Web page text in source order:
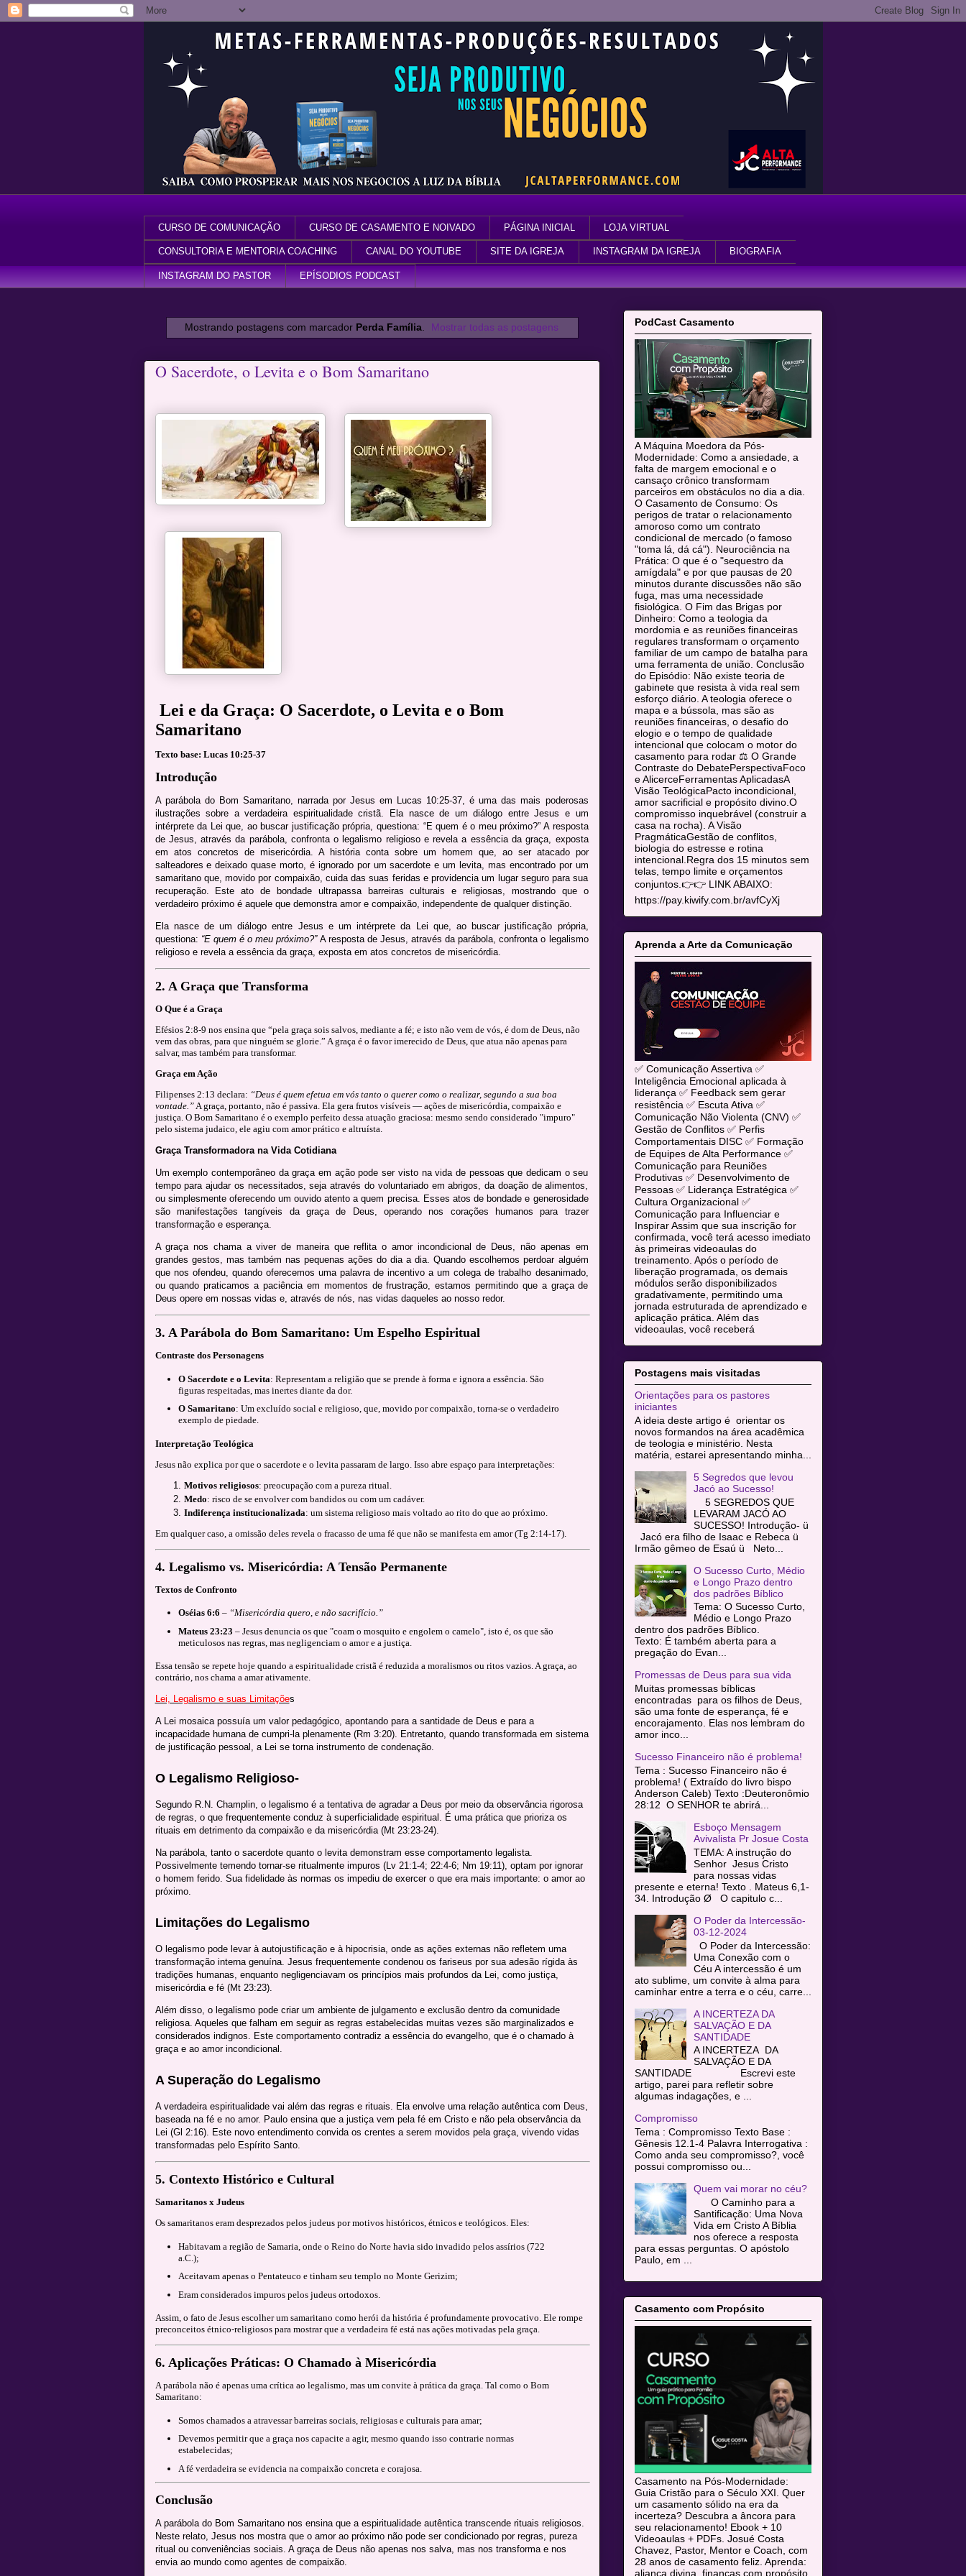
CURSO DE COMUNICAÇÃO CURSO DE CASAMENTO E NOIVADO PÁGINA INICIAL LOJA VIRTUAL
CONSULTORIA E MENTORIA COACHING CANAL DO YOUTUBE SITE DA IGREJA INSTAGRAM DA IGREJA BIOGRAFIA
INSTAGRAM DO PASTOR EPÍSODIOS PODCAST
Mostrando postagens com marcador Perda Família. Mostrar todas as postagens
O Sacerdote, o Levita e o Bom Samaritano
Lei e da Graça: O Sacerdote, o Levita e o Bom
Samaritano
Texto base: Lucas 10:25-37
Introdução
A parábola do Bom Samaritano, narrada por Jesus em Lucas 10:25-37, é uma das mais poderosas
ilustrações sobre a verdadeira espiritualidade cristã. Ela nasce de um diálogo entre Jesus e um
intérprete da Lei que, ao buscar justificação própria, questiona: “E quem é o meu próximo?” A resposta
de Jesus, através da parábola, confronta o legalismo religioso e revela a essência da graça, exposta
em atos concretos de misericórdia. A história conta sobre um homem que, ao ser atacado por
salteadores e deixado quase morto, é ignorado por um sacerdote e um levita, mas encontrado por um
samaritano que, movido por compaixão, cuida das suas feridas e providencia um lugar seguro para sua
recuperação. Este ato de bondade ultrapassa barreiras culturais e religiosas, mostrando que o
verdadeiro próximo é aquele que demonstra amor e compaixão, independente de qualquer distinção.
Ela nasce de um diálogo entre Jesus e um intérprete da Lei que, ao buscar justificação própria,
questiona: “E quem é o meu próximo?”A resposta de Jesus, através da parábola, confronta o legalismo
religioso e revela a essência da graça, exposta em atos concretos de misericórdia.
2. A Graça que Transforma
O Que é a Graça
Efésios 2:8-9 nos ensina que “pela graça sois salvos, mediante a fé; e isto não vem de vós, é dom de Deus, não
vem das obras, para que ninguém se glorie.” A graça é o favor imerecido de Deus, que atua não apenas para
salvar, mas também para transformar.
Graça em Ação
Filipenses 2:13 declara: “Deus é quem efetua em vós tanto o querer como o realizar, segundo a sua boa
vontade.”A graça, portanto, não é passiva. Ela gera frutos visíveis — ações de misericórdia, compaixão e
justiça. O Bom Samaritano é o exemplo perfeito dessa atuação graciosa: mesmo sendo considerado "impuro"
pelo sistema judaico, ele agiu com amor prático e altruísta.
Graça Transformadora na Vida Cotidiana
Um exemplo contemporâneo da graça em ação pode ser visto na vida de pessoas que dedicam o seu
tempo para ajudar os necessitados, seja através do voluntariado em abrigos, da doação de alimentos,
ou simplesmente oferecendo um ouvido atento a quem precisa. Esses atos de bondade e generosidade
são manifestações tangíveis da graça de Deus, operando nos corações humanos para trazer
transformação e esperança.
A graça nos chama a viver de maneira que reflita o amor incondicional de Deus, não apenas em
grandes gestos, mas também nas pequenas ações do dia a dia. Quando escolhemos perdoar alguém
que nos ofendeu, quando oferecemos uma palavra de incentivo a um colega de trabalho desanimado,
ou quando praticamos a paciência em momentos de frustração, estamos permitindo que a graça de
Deus opere em nossas vidas e, através de nós, nas vidas daqueles ao nosso redor.
3. A Parábola do Bom Samaritano: Um Espelho Espiritual
Contraste dos Personagens
O Sacerdote e o Levita: Representam a religião que se prende à forma e ignora a essência. São
figuras respeitadas, mas inertes diante da dor.
O Samaritano: Um excluído social e religioso, que, movido por compaixão, torna-se o verdadeiro
exemplo de piedade.
Interpretação Teológica
Jesus não explica por que o sacerdote e o levita passaram de largo. Isso abre espaço para interpretações:
Motivos religiosos: preocupação com a pureza ritual.
Medo: risco de se envolver com bandidos ou com um cadáver.
Indiferença institucionalizada: um sistema religioso mais voltado ao rito do que ao próximo.
Em qualquer caso, a omissão deles revela o fracasso de uma fé que não se manifesta em amor (Tg 2:14-17).
4. Legalismo vs. Misericórdia: A Tensão Permanente
Textos de Confronto
Oséias 6:6 – “Misericórdia quero, e não sacrifício.”
Mateus 23:23 – Jesus denuncia os que "coam o mosquito e engolem o camelo", isto é, os que são
meticulosos nas regras, mas negligenciam o amor e a justiça.
Essa tensão se repete hoje quando a espiritualidade cristã é reduzida a moralismos ou ritos vazios. A graça, ao
contrário, nos chama a amar ativamente.
Lei, Legalismo e suas Limitações
A Lei mosaica possuía um valor pedagógico, apontando para a santidade de Deus e para a
incapacidade humana de cumpri-la plenamente (Rm 3:20). Entretanto, quando transformada em sistema
de justificação pessoal, a Lei se torna instrumento de condenação.
O Legalismo Religioso-
Segundo R.N. Champlin, o legalismo é a tentativa de agradar a Deus por meio da observância rigorosa
de regras, o que frequentemente conduz à superficialidade espiritual. É uma prática que prioriza os
rituais em detrimento da compaixão e da misericórdia (Mt 23:23-24).
Na parábola, tanto o sacerdote quanto o levita demonstram esse comportamento legalista.
Possivelmente temendo tornar-se ritualmente impuros (Lv 21:1-4; 22:4-6; Nm 19:11), optam por ignorar
o homem ferido. Sua fidelidade às normas os impediu de exercer o que era mais importante: o amor ao
próximo.
Limitações do Legalismo
O legalismo pode levar à autojustificação e à hipocrisia, onde as ações externas não refletem uma
transformação interna genuína. Jesus frequentemente condenou os fariseus por sua adesão rígida às
tradições humanas, enquanto negligenciavam os princípios mais profundos da Lei, como justiça,
misericórdia e fé (Mt 23:23).
Além disso, o legalismo pode criar um ambiente de julgamento e exclusão dentro da comunidade
religiosa. Aqueles que falham em seguir as regras estabelecidas muitas vezes são marginalizados e
considerados indignos. Este comportamento contradiz a essência do evangelho, que é o chamado à
graça e ao amor incondicional.
A Superação do Legalismo
A verdadeira espiritualidade vai além das regras e rituais. Ela envolve uma relação autêntica com Deus,
baseada na fé e no amor. Paulo ensina que a justiça vem pela fé em Cristo e não pela observância da
Lei (Gl 2:16). Este novo entendimento convida os crentes a serem movidos pela graça, vivendo vidas
transformadas pelo Espírito Santo.
5. Contexto Histórico e Cultural
Samaritanos x Judeus
Os samaritanos eram desprezados pelos judeus por motivos históricos, étnicos e teológicos. Eles:
Habitavam a região de Samaria, onde o Reino do Norte havia sido invadido pelos assírios (722
a.C.);
Aceitavam apenas o Pentateuco e tinham seu templo no Monte Gerizim;
Eram considerados impuros pelos judeus ortodoxos.
Assim, o fato de Jesus escolher um samaritano como herói da história é profundamente provocativo. Ele rompe
preconceitos étnico-religiosos para mostrar que a verdadeira fé está nas ações motivadas pela graça.
6. Aplicações Práticas: O Chamado à Misericórdia
A parábola não é apenas uma crítica ao legalismo, mas um convite à prática da graça. Tal como o Bom
Samaritano:
Somos chamados a atravessar barreiras sociais, religiosas e culturais para amar;
Devemos permitir que a graça nos capacite a agir, mesmo quando isso contrarie normas
estabelecidas;
A fé verdadeira se evidencia na compaixão concreta e corajosa.
Conclusão
A parábola do Bom Samaritano nos ensina que a espiritualidade autêntica transcende rituais religiosos.
Neste relato, Jesus nos mostra que o amor ao próximo não pode ser condicionado por regras, pureza
ritual ou conveniências sociais. A graça de Deus não apenas nos salva, mas nos transforma e nos
envia ao mundo como agentes de compaixão.
PodCast Casamento
A Máquina Moedora da Pós-
Modernidade: Como a ansiedade, a
falta de margem emocional e o
cansaço crônico transformam
parceiros em obstáculos no dia a dia.
O Casamento de Consumo: Os
perigos de tratar o relacionamento
amoroso como um contrato
condicional de mercado (o famoso
"toma lá, dá cá"). Neurociência na
Prática: O que é o "sequestro da
amígdala" e por que pausas de 20
minutos durante discussões não são
fuga, mas uma necessidade
fisiológica. O Fim das Brigas por
Dinheiro: Como a teologia da
mordomia e as reuniões financeiras
regulares transformam o orçamento
familiar de um campo de batalha para
uma ferramenta de união. Conclusão
do Episódio: Não existe teoria de
gabinete que resista à vida real sem
esforço diário. A teologia oferece o
mapa e a bússola, mas são as
reuniões financeiras, o desafio do
elogio e o tempo de qualidade
intencional que colocam o motor do
casamento para rodar ⚖️ O Grande
Contraste do DebatePerspectivaFoco
e AlicerceFerramentas AplicadasA
Visão TeológicaPacto incondicional,
amor sacrificial e propósito divino.O
compromisso inquebrável (construir a
casa na rocha). A Visão
PragmáticaGestão de conflitos,
biologia do estresse e rotina
intencional.Regra dos 15 minutos sem
telas, tempo limite e orçamentos
conjuntos.👉👉 LINK ABAIXO:
https://pay.kiwify.com.br/avfCyXj
Aprenda a Arte da Comunicação
✅ Comunicação Assertiva ✅
Inteligência Emocional aplicada à
liderança ✅ Feedback sem gerar
resistência ✅ Escuta Ativa ✅
Comunicação Não Violenta (CNV) ✅
Gestão de Conflitos ✅ Perfis
Comportamentais DISC ✅ Formação
de Equipes de Alta Performance ✅
Comunicação para Reuniões
Produtivas ✅ Desenvolvimento de
Pessoas ✅ Liderança Estratégica ✅
Cultura Organizacional ✅
Comunicação para Influenciar e
Inspirar Assim que sua inscrição for
confirmada, você terá acesso imediato
às primeiras videoaulas do
treinamento. Após o período de
liberação programada, os demais
módulos serão disponibilizados
gradativamente, permitindo uma
jornada estruturada de aprendizado e
aplicação prática. Além das
videoaulas, você receberá
Postagens mais visitadas
Orientações para os pastores
iniciantes
A ideia deste artigo é orientar os
novos formandos na área acadêmica
de teologia e ministério. Nesta
matéria, estarei apresentando minha...
5 Segredos que levou
Jacó ao Sucesso!
5 SEGREDOS QUE
LEVARAM JACÓ AO
SUCESSO! Introdução- ü
Jacó era filho de Isaac e Rebeca ü
Irmão gêmeo de Esaú ü Neto...
O Sucesso Curto, Médio
e Longo Prazo dentro
dos padrões Bíblico
Tema: O Sucesso Curto,
Médio e Longo Prazo
dentro dos padrões Bíblico.
Texto: É também aberta para a
pregação do Evan...
Promessas de Deus para sua vida
Muitas promessas bíblicas
encontradas para os filhos de Deus,
são uma fonte de esperança, fé e
encorajamento. Elas nos lembram do
amor inco...
Sucesso Financeiro não é problema!
Tema : Sucesso Financeiro não é
problema! ( Extraído do livro bispo
Anderson Caleb) Texto :Deuteronômio
28:12 O SENHOR te abrirá...
Esboço Mensagem
Avivalista Pr Josue Costa
TEMA: A instrução do
Senhor Jesus Cristo
para nossas vidas
presente e eterna! Texto . Mateus 6,1-
34. Introdução Ø O capitulo c...
O Poder da Intercessão-
03-12-2024
O Poder da Intercessão:
Uma Conexão com o
Céu A intercessão é um
ato sublime, um convite à alma para
caminhar entre a terra e o céu, carre...
A INCERTEZA DA
SALVAÇÃO E DA
SANTIDADE
A INCERTEZA DA
SALVAÇÃO E DA
SANTIDADE Escrevi este
artigo, parei para refletir sobre
algumas indagações, e ...
Compromisso
Tema : Compromisso Texto Base :
Gênesis 12.1-4 Palavra Interrogativa :
Como anda seu compromisso?, você
possui compromisso ou...
Quem vai morar no céu?
O Caminho para a
Santificação: Uma Nova
Vida em Cristo A Bíblia
nos oferece a resposta
para essas perguntas. O apóstolo
Paulo, em ...
Casamento com Propósito
Casamento na Pós-Modernidade:
Guia Cristão para o Século XXI. Quer
um casamento sólido na era da
incerteza? Descubra a âncora para
seu relacionamento! Ebook + 10
Videoaulas + PDFs. Josué Costa
Chavez, Pastor, Mentor e Coach, com
28 anos de casamento feliz. Aprenda:
aliança divina, finanças com propósito,